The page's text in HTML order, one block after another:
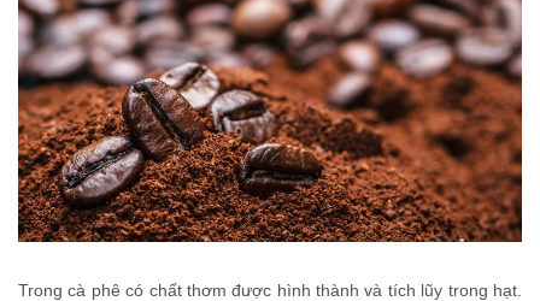
Trong cà phê có chất thơm được hình thành và tích lũy trong hạt.